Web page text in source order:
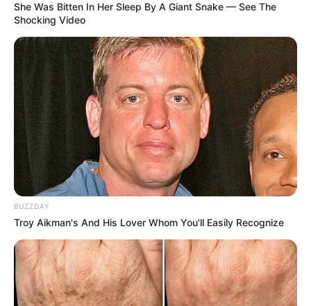
She Was Bitten In Her Sleep By A Giant Snake — See The
Shocking Video
BUZZDAY
Troy Aikman's And His Lover Whom You'll Easily Recognize